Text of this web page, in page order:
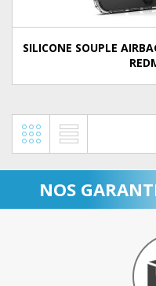
SILICONE SOUPLE
NOS